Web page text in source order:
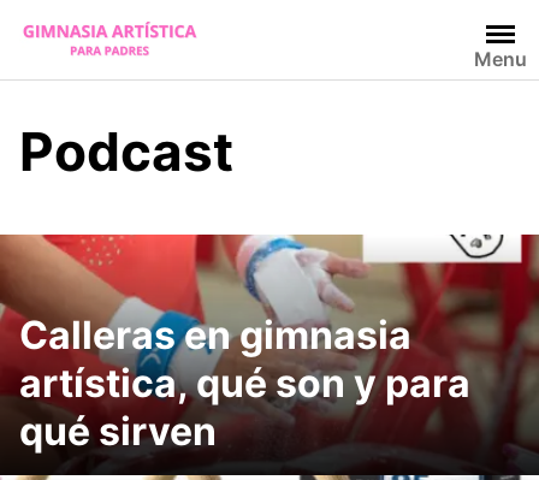
Menu
Podcast
Calleras en gimnasia
artística, qué son y para
qué sirven